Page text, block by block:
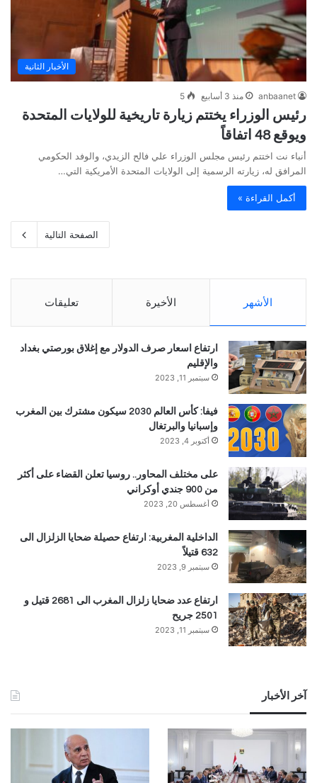
الأخبار الثانية
anbaanet منذ 3 أسابيع 5
رئيس الوزراء يختتم زيارة تاريخية للولايات المتحدة
ويوقع 48 اتفاقاً
أنباء نت اختتم رئيس مجلس الوزراء علي فالح الزيدي، والوفد الحكومي
المرافق له، زيارته الرسمية إلى الولايات المتحدة الأمريكية التي…
أكمل القراءة »
الصفحة التالية
الأشهر الأخيرة تعليقات
ارتفاع اسعار صرف الدولار مع إغلاق بورصتي بغداد
والإقليم
سبتمبر 11, 2023
فيفا: كأس العالم 2030 سيكون مشترك بين المغرب
وإسبانيا والبرتغال
أكتوبر 4, 2023
على مختلف المحاور.. روسيا تعلن القضاء على أكثر
من 900 جندي أوكراني
أغسطس 20, 2023
الداخلية المغربية: ارتفاع حصيلة ضحايا الزلزال الى
632 قتيلاً
سبتمبر 9, 2023
ارتفاع عدد ضحايا زلزال المغرب الى 2681 قتيل و
2501 جريح
سبتمبر 11, 2023
آخر الأخبار